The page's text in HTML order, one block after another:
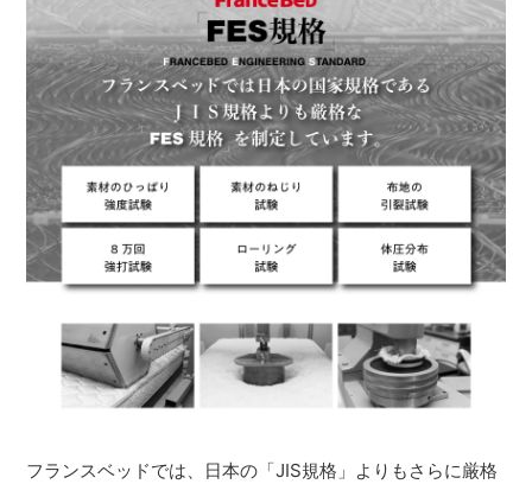
フランスベッドでは、日本の「JIS規格」よりもさらに厳格